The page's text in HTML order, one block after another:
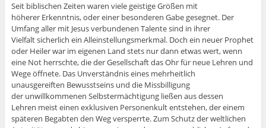
Seit biblischen Zeiten waren viele geistige Größen mit
höherer Erkenntnis, oder einer besonderen Gabe gesegnet. Der
Umfang aller mit Jesus verbundenen Talente sind in ihrer
Vielfalt sicherlich ein Alleinstellungsmerkmal. Doch ein neuer Prophet
oder Heiler war im eigenen Land stets nur dann etwas wert, wenn
eine Not herrschte, die der Gesellschaft das Ohr für neue Lehren und
Wege öffnete. Das Unverständnis eines mehrheitlich
unausgereiften Bewusstseins und die Missbilligung
der unwillkommenen Selbstermächtigung ließen aus dessen
Lehren meist einen exklusiven Personenkult entstehen, der einem
späteren Begabten den Weg versperrte. Zum Schutz der weltlichen